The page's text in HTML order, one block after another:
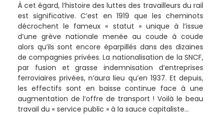
À cet égard, l’histoire des luttes des travailleurs du rail
est significative. C’est en 1919 que les cheminots
décrochent le fameux « statut » unique à l’issue
d’une grève nationale menée au coude à coude
alors qu’ils sont encore éparpillés dans des dizaines
de compagnies privées. La nationalisation de la SNCF,
par fusion et grasse indemnisation d’entreprises
ferroviaires privées, n’aura lieu qu’en 1937. Et depuis,
les effectifs sont en baisse continue face à une
augmentation de l’offre de transport ! Voilà le beau
travail du « service public » à la sauce capitaliste…